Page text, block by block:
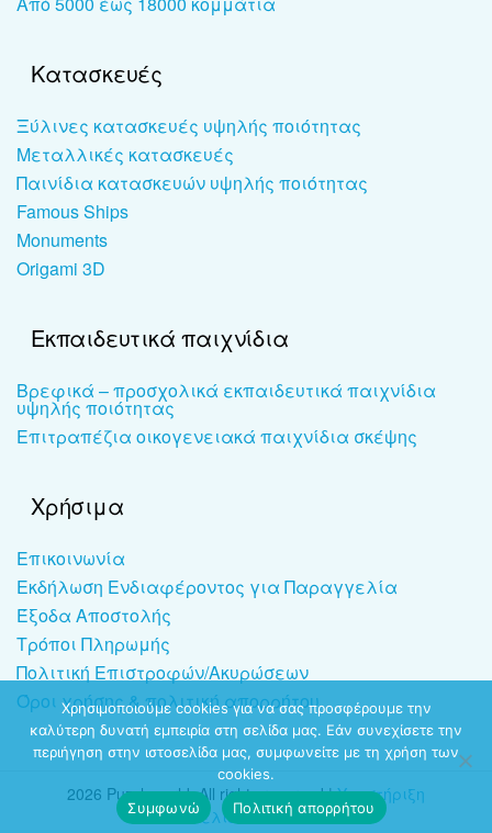
Κατασκευές
Ξύλινες κατασκευές υψηλής ποιότητας
Μεταλλικές κατασκευές
Παινίδια κατασκευών υψηλής ποιότητας
Famous Ships
Monuments
Origami 3D
Εκπαιδευτικά παιχνίδια
Βρεφικά – προσχολικά εκπαιδευτικά παιχνίδια
υψηλής ποιότητας
Επιτραπέζια οικογενειακά παιχνίδια σκέψης
Χρήσιμα
Επικοινωνία
Εκδήλωση Ενδιαφέροντος για Παραγγελία
Έξοδα Αποστολής
Τρόποι Πληρωμής
Πολιτική Επιστροφών/Ακυρώσεων
Όροι χρήσης & πολιτική απορρήτου
2026 Puzzleworld. All rights reserved |Υποστήριξη
ιστοσελίδων-dezitech.
Χρησιμοποιούμε cookies για να σας προσφέρουμε την
καλύτερη δυνατή εμπειρία στη σελίδα μας. Εάν συνεχίσετε την
περιήγηση στην ιστοσελίδα μας, συμφωνείτε με τη χρήση των
cookies.
Συμφωνώ
Πολιτική απορρήτου